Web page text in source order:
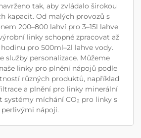
tak, aby zvládalo širokou
kapacit. Od malých provozů s
200–800 lahví pro 3–15l lahve
linky schopné zpracovat až
pro 500ml–2l lahve vody.
služby personalizace. Můžeme
linky pro plnění nápojů podle
různých produktů, například
a plnění pro linky minerální
systémy míchání CO₂ pro linky s
perlivými nápoji.